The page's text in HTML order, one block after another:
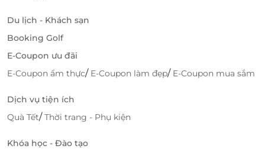
Du lịch - Khách sạn
Booking Golf
E-Coupon ưu đãi
E-Coupon ẩm thực/ E-Coupon làm đẹp/ E-Coupon mua sắm
Dịch vụ tiện ích
Quà Tết/Thời trang - Phụ kiện
Khóa học - Đào tạo